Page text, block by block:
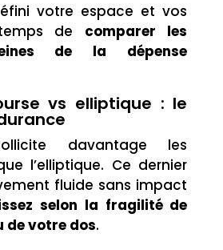
votre espace et vos
de comparer les
de la dépense
vs elliptique : le
davantage les
l’elliptique. Ce dernier
fluide sans impact
selon la fragilité de
de votre dos.